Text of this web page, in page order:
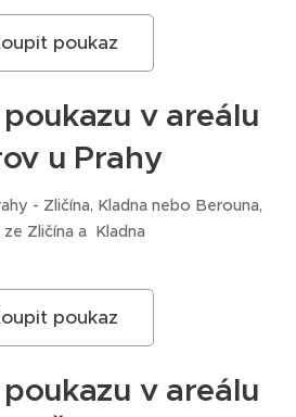
poukaz
v areálu
u Prahy
- Zličína, Kladna nebo Berouna,
ze Zličína a Kladna
poukaz
v areálu